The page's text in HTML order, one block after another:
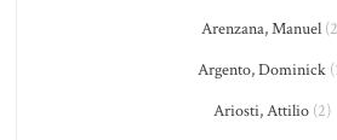
Arenzana, Manuel
Argento, Dominick
Ariosti, Attilio(2)